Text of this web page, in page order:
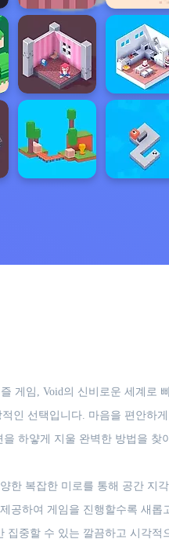
게임, Void의 신비로운 세계로
인 선택입니다. 마음을 편안
하얗게 지울 완벽한 방법을
한 복잡한 미로를 통해 공간 지
공하여 게임을 진행할수록 새롭
집중할 수 있는 깔끔하고 시각적